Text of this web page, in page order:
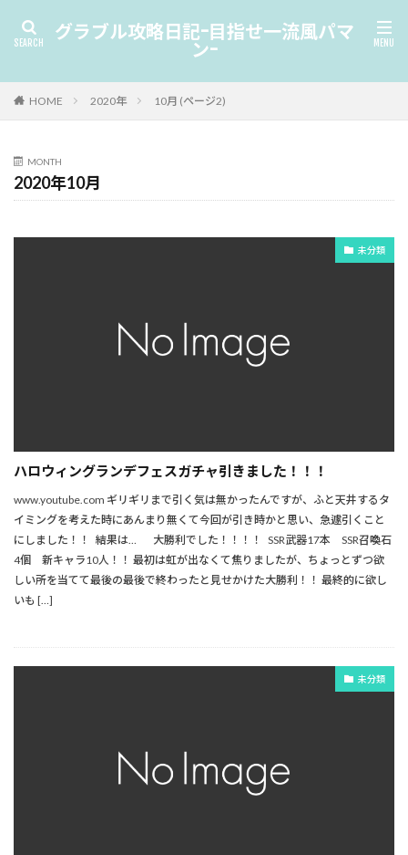
グラブル攻略日記-目指せ一流風パマ
ン-
HOME 2020年 10月 (ページ2)
MONTH
2020年10月
未分類
ハロウィングランデフェスガチャ引きました！！！
www.youtube.com ギリギリまで引く気は無かったんですが、ふと天井するタ
イミングを考えた時にあんまり無くて今回が引き時かと思い、急遽引くこと
にしました！！ 結果は… 大勝利でした！！！！ SSR武器17本 SSR召喚石
4個 新キャラ10人！！ 最初は虹が出なくて焦りましたが、ちょっとずつ欲
しい所を当てて最後の最後で終わったと見せかけた大勝利！！ 最終的に欲し
いも […]
未分類